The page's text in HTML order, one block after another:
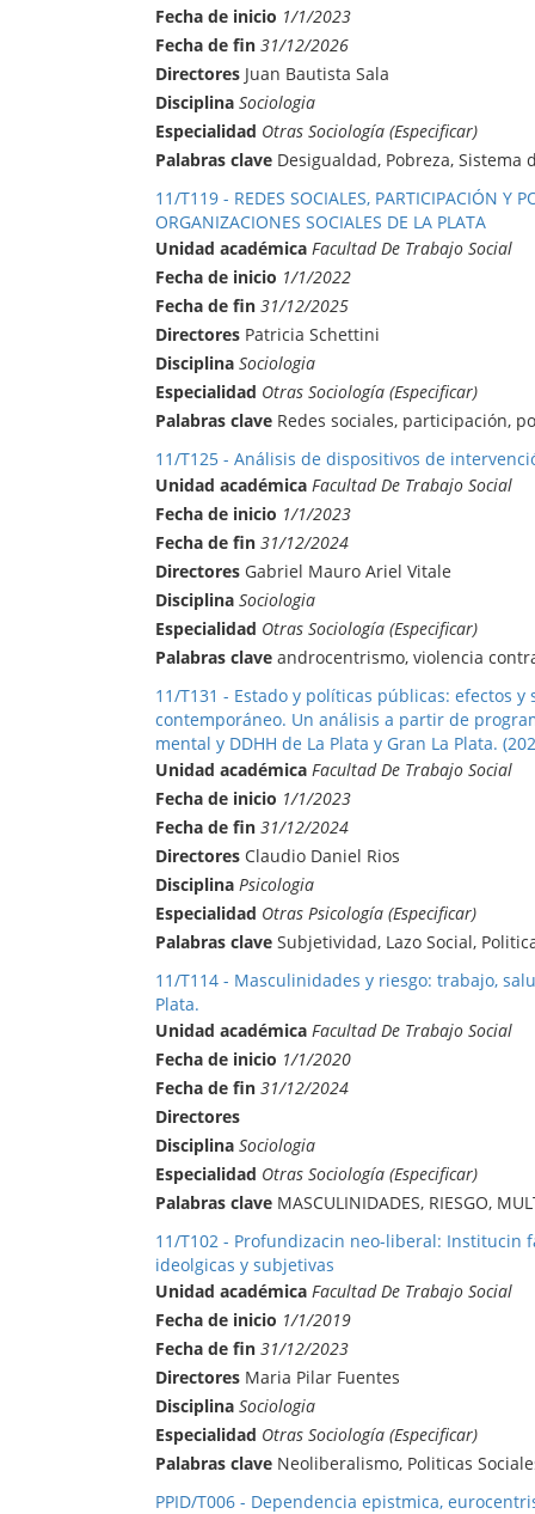
Fecha de inicio 1/1/2023
Fecha de fin 31/12/2026
Directores Juan Bautista Sala
Disciplina Sociologia
Especialidad Otras Sociología (Especificar)
Palabras clave Desigualdad, Pobreza, Sistema
11/T119 - REDES SOCIALES, PARTICIPACIÓN Y
ORGANIZACIONES SOCIALES DE LA PLATA
Unidad académica Facultad De Trabajo Social
Fecha de inicio 1/1/2022
Fecha de fin 31/12/2025
Directores Patricia Schettini
Disciplina Sociologia
Especialidad Otras Sociología (Especificar)
Palabras clave Redes sociales, participación,
11/T125 - Análisis de dispositivos de
Unidad académica Facultad De Trabajo Social
Fecha de inicio 1/1/2023
Fecha de fin 31/12/2024
Directores Gabriel Mauro Ariel Vitale
Disciplina Sociologia
Especialidad Otras Sociología (Especificar)
Palabras clave androcentrismo, violencia
11/T131 - Estado y políticas públicas: efectos
contemporáneo. Un análisis a partir de
mental y DDHH de La Plata y Gran La Plata.
Unidad académica Facultad De Trabajo Social
Fecha de inicio 1/1/2023
Fecha de fin 31/12/2024
Directores Claudio Daniel Rios
Disciplina Psicologia
Especialidad Otras Psicología (Especificar)
Palabras clave Subjetividad, Lazo Social,
11/T114 - Masculinidades y riesgo: trabajo,
Plata.
Unidad académica Facultad De Trabajo Social
Fecha de inicio 1/1/2020
Fecha de fin 31/12/2024
Directores
Disciplina Sociologia
Especialidad Otras Sociología (Especificar)
Palabras clave MASCULINIDADES, RIESGO,
11/T102 - Profundizacin neo-liberal: Institucin
ideolgicas y subjetivas
Unidad académica Facultad De Trabajo Social
Fecha de inicio 1/1/2019
Fecha de fin 31/12/2023
Directores Maria Pilar Fuentes
Disciplina Sociologia
Especialidad Otras Sociología (Especificar)
Palabras clave Neoliberalismo, Politicas
PPID/T006 - Dependencia epistmica,